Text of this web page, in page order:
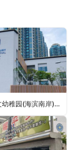
国际英文幼稚园(海滨南岸)St. Catherine’s Kindergarten (Harbour Place)（九龙城区幼稚园）